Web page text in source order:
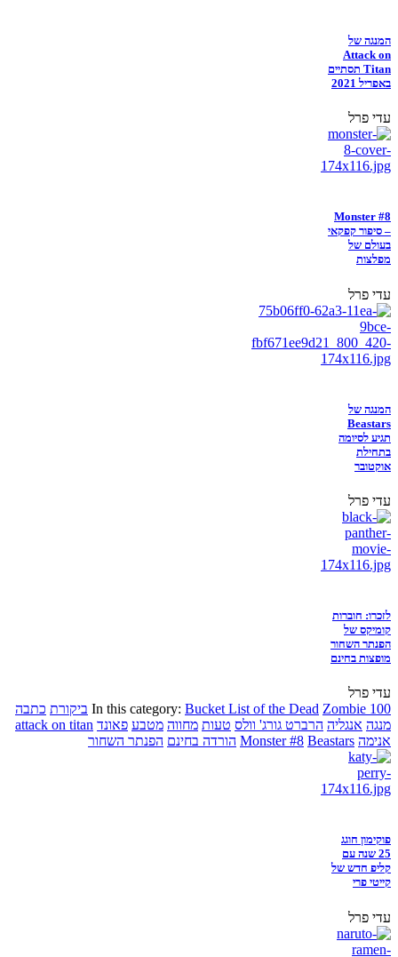
המנגה של
Attack on
Titan תסתיים
באפריל 2021
עדי פרל
Monster #8
– סיפור קפקאי
בעולם של
מפלצות
עדי פרל
המנגה של
Beastars
תגיע לסיומה
בתחילת
אוקטובר
עדי פרל
לזכרו: חוברות
קומיקס של
הפנתר השחור
מופצות בחינם
עדי פרל
In this category: Bucket List of the Dead Zombie 100 ביקורת כתבה
מנגה אנגליה הרברט גורג' וולס טעות מחווה מטבע פאונד attack on titan
אנימה
Monster #8 Beastars הורדה בחינם הפנתר השחור
פוקימון חוגג
25 שנה עם
קליפ חדש של
קייטי פרי
עדי פרל